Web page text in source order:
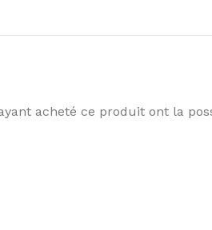
acheté ce produit ont la